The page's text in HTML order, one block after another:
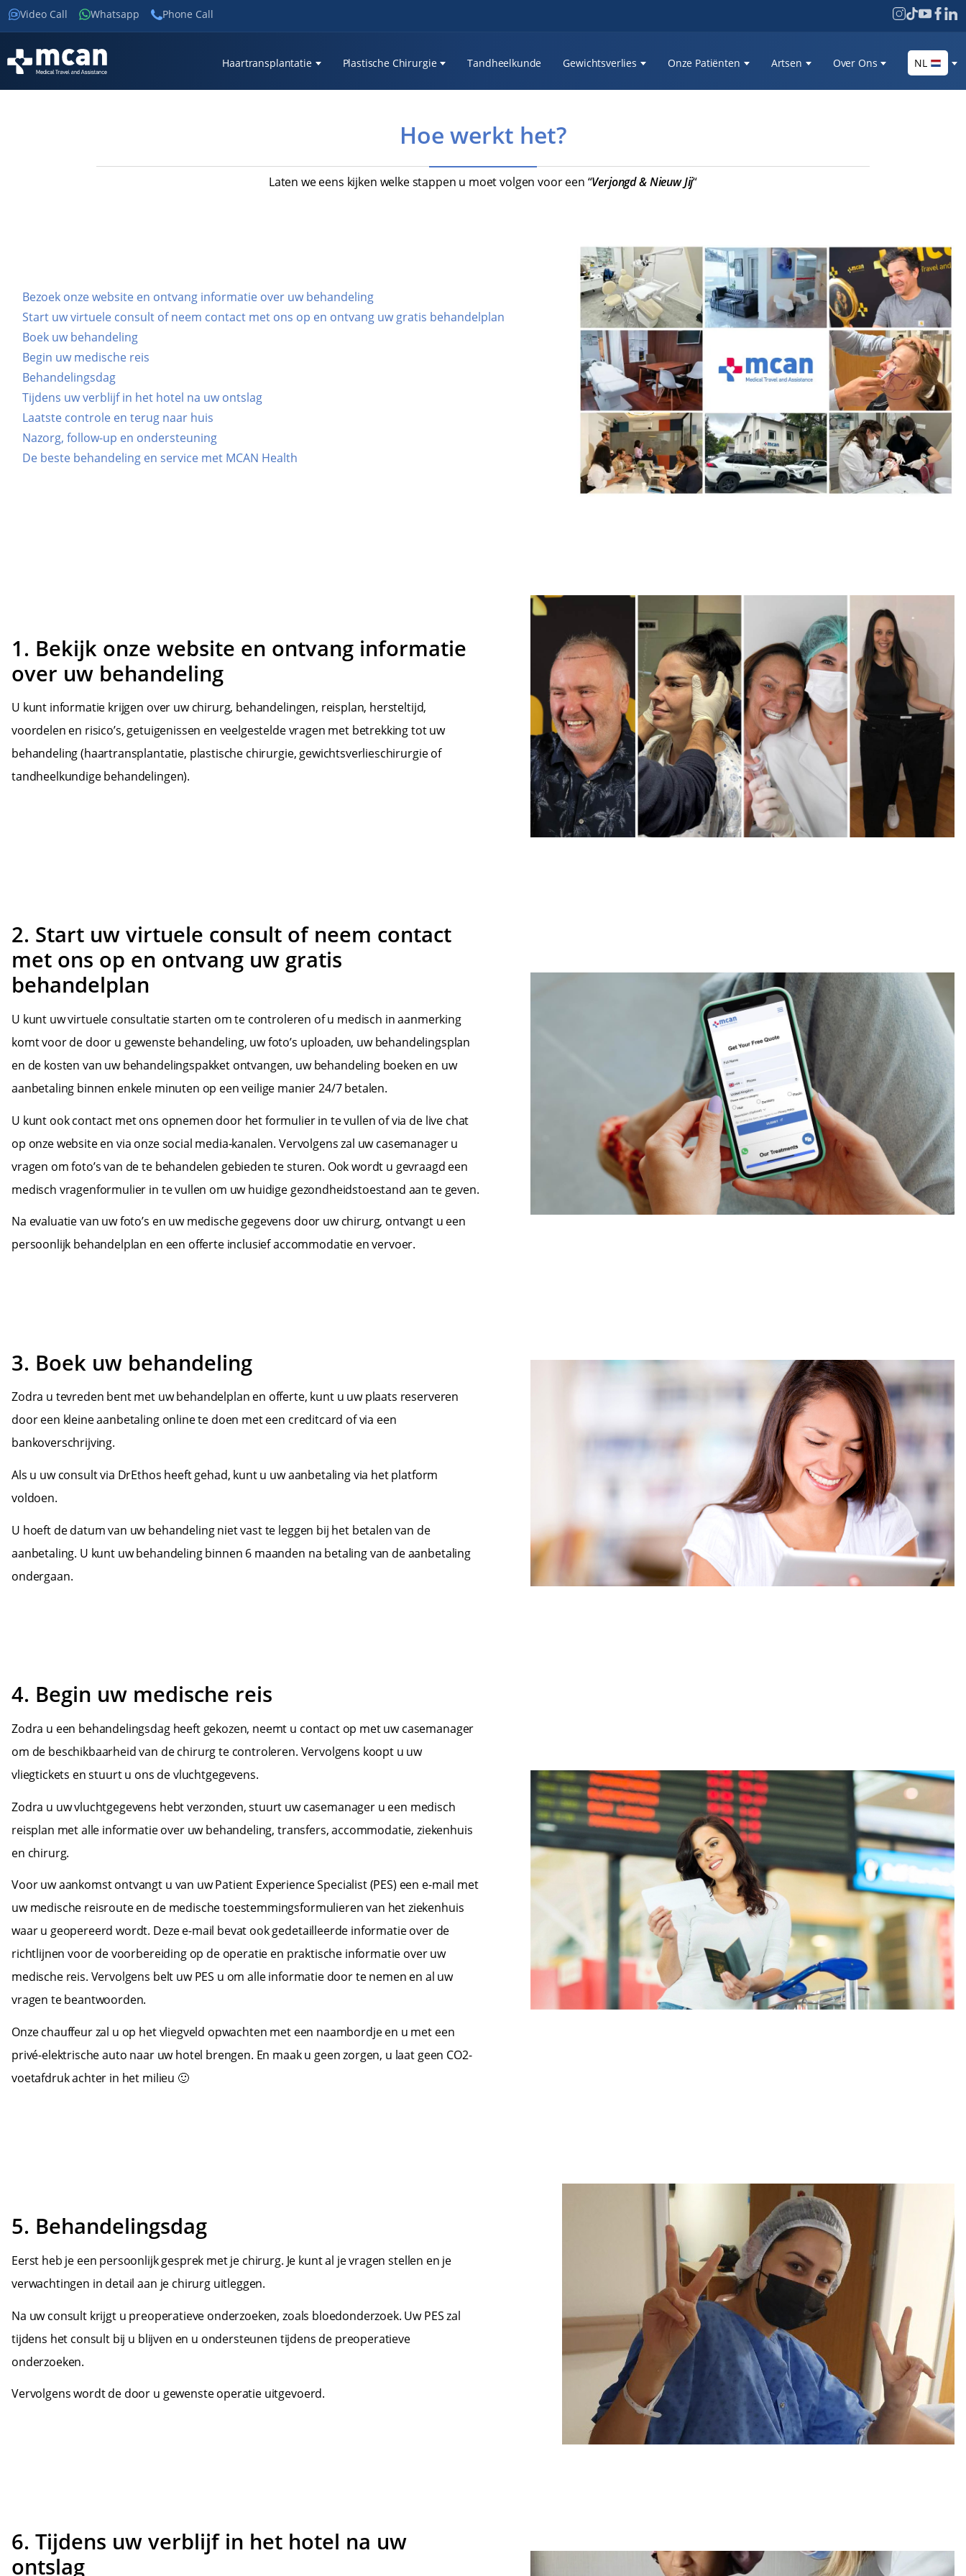
Video Call Whatsapp Phone Call
Haartransplantatie Plastische Chirurgie Tandheelkunde Gewichtsverlies Onze Patiënten Artsen Over Ons NL
Hoe werkt het?
Laten we eens kijken welke stappen u moet volgen voor een “Verjongd & Nieuw Jij“
Bezoek onze website en ontvang informatie over uw behandeling
Start uw virtuele consult of neem contact met ons op en ontvang uw gratis behandelplan
Boek uw behandeling
Begin uw medische reis
Behandelingsdag
Tijdens uw verblijf in het hotel na uw ontslag
Laatste controle en terug naar huis
Nazorg, follow-up en ondersteuning
De beste behandeling en service met MCAN Health
1. Bekijk onze website en ontvang informatie
over uw behandeling
U kunt informatie krijgen over uw chirurg, behandelingen, reisplan, hersteltijd,
voordelen en risico’s, getuigenissen en veelgestelde vragen met betrekking tot uw
behandeling (haartransplantatie, plastische chirurgie, gewichtsverlieschirurgie of
tandheelkundige behandelingen).
2. Start uw virtuele consult of neem contact
met ons op en ontvang uw gratis
behandelplan
U kunt uw virtuele consultatie starten om te controleren of u medisch in aanmerking
komt voor de door u gewenste behandeling, uw foto’s uploaden, uw behandelingsplan
en de kosten van uw behandelingspakket ontvangen, uw behandeling boeken en uw
aanbetaling binnen enkele minuten op een veilige manier 24/7 betalen.
U kunt ook contact met ons opnemen door het formulier in te vullen of via de live chat
op onze website en via onze social media-kanalen. Vervolgens zal uw casemanager u
vragen om foto’s van de te behandelen gebieden te sturen. Ook wordt u gevraagd een
medisch vragenformulier in te vullen om uw huidige gezondheidstoestand aan te geven.
Na evaluatie van uw foto’s en uw medische gegevens door uw chirurg, ontvangt u een
persoonlijk behandelplan en een offerte inclusief accommodatie en vervoer.
3. Boek uw behandeling
Zodra u tevreden bent met uw behandelplan en offerte, kunt u uw plaats reserveren
door een kleine aanbetaling online te doen met een creditcard of via een
bankoverschrijving.
Als u uw consult via DrEthos heeft gehad, kunt u uw aanbetaling via het platform
voldoen.
U hoeft de datum van uw behandeling niet vast te leggen bij het betalen van de
aanbetaling. U kunt uw behandeling binnen 6 maanden na betaling van de aanbetaling
ondergaan.
4. Begin uw medische reis
Zodra u een behandelingsdag heeft gekozen, neemt u contact op met uw casemanager
om de beschikbaarheid van de chirurg te controleren. Vervolgens koopt u uw
vliegtickets en stuurt u ons de vluchtgegevens.
Zodra u uw vluchtgegevens hebt verzonden, stuurt uw casemanager u een medisch
reisplan met alle informatie over uw behandeling, transfers, accommodatie, ziekenhuis
en chirurg.
Voor uw aankomst ontvangt u van uw Patient Experience Specialist (PES) een e-mail met
uw medische reisroute en de medische toestemmingsformulieren van het ziekenhuis
waar u geopereerd wordt. Deze e-mail bevat ook gedetailleerde informatie over de
richtlijnen voor de voorbereiding op de operatie en praktische informatie over uw
medische reis. Vervolgens belt uw PES u om alle informatie door te nemen en al uw
vragen te beantwoorden.
Onze chauffeur zal u op het vliegveld opwachten met een naambordje en u met een
privé-elektrische auto naar uw hotel brengen. En maak u geen zorgen, u laat geen CO2-
voetafdruk achter in het milieu 🙂
5. Behandelingsdag
Eerst heb je een persoonlijk gesprek met je chirurg. Je kunt al je vragen stellen en je
verwachtingen in detail aan je chirurg uitleggen.
Na uw consult krijgt u preoperatieve onderzoeken, zoals bloedonderzoek. Uw PES zal
tijdens het consult bij u blijven en u ondersteunen tijdens de preoperatieve
onderzoeken.
Vervolgens wordt de door u gewenste operatie uitgevoerd.
6. Tijdens uw verblijf in het hotel na uw
ontslag